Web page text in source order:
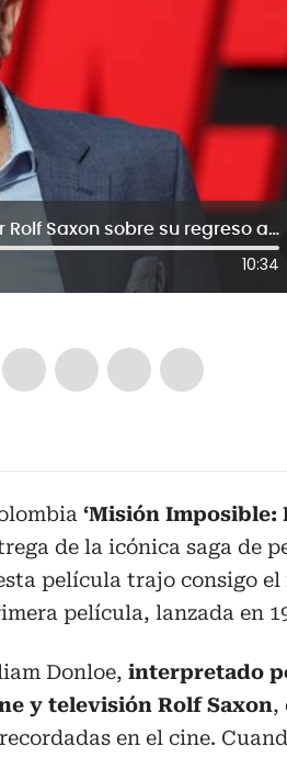
“Estoy muy feliz de hacer parte de esto”: actor Rolf Saxon sobre su regreso a ‘Misión Imposible’
10:34
‘Misión Imposible:
de la icónica saga de
película trajo consigo el
película, lanzada en
Donloe, interpretado
y televisión Rolf Saxon,
en el cine.